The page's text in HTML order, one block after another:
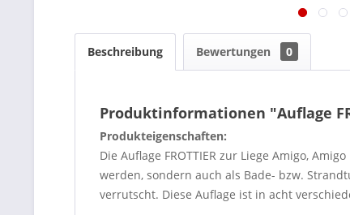
Beschreibung Bewertungen 0
Produktinformationen "Auflage
Produkteigenschaften:
Die Auflage FROTTIER zur Liege Amigo,
werden, sondern auch als Bade- bzw.
verrutscht. Diese Auflage ist in acht